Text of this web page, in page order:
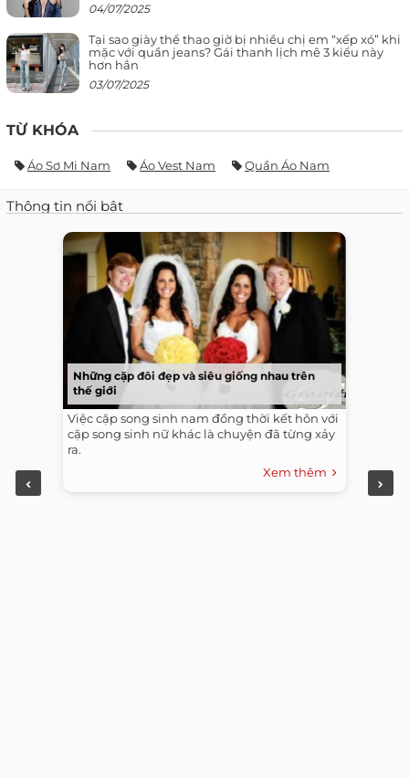
04/07/2025
Tại sao giày thể thao giờ bị nhiều chị em “xếp xó” khi
mặc với quần jeans? Gái thanh lịch mê 3 kiểu này
hơn hẳn
03/07/2025
TỪ KHÓA
Áo Sơ Mi Nam Áo Vest Nam Quần Áo Nam
Thông tin nổi bật
Những cặp đôi đẹp và siêu giống nhau trên
thế giới
Việc cặp song sinh nam đồng thời kết hôn với
cặp song sinh nữ khác là chuyện đã từng xảy
ra.
Xem thêm